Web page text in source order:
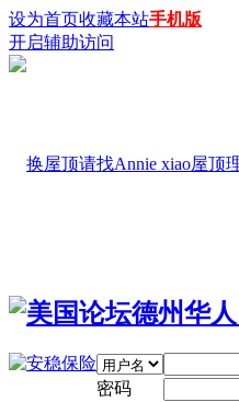
设为首页收藏本站手机版
开启辅助访问
密码